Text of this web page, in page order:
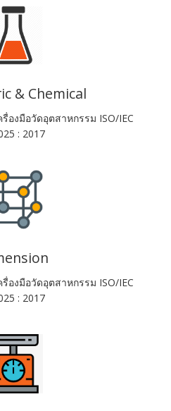
US
& Chemical
องมือวัดอุตสาหกรรม ISO/IEC
: 2017
องมือวัดอุตสาหกรรม ISO/IEC
: 2017